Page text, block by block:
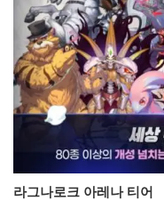
라그나로크 아레나 티어